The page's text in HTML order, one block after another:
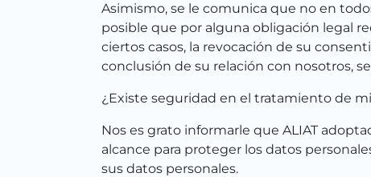
Asimismo, se le comunica que no en
posible que por alguna obligación legal
ciertos casos, la revocación de su
conclusión de su relación con nosotros,
¿Existe seguridad en el tratamiento de
Nos es grato informarle que ALIAT
alcance para proteger los datos
sus datos personales.